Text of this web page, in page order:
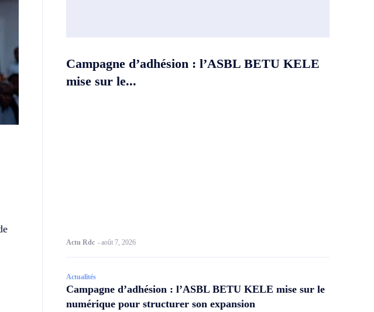
Campagne d’adhésion : l’ASBL BETU KELE
mise sur le...
Actu Rdc -août 7, 2026
Actualités
Campagne d’adhésion : l’ASBL BETU KELE mise sur le
numérique pour structurer son expansion